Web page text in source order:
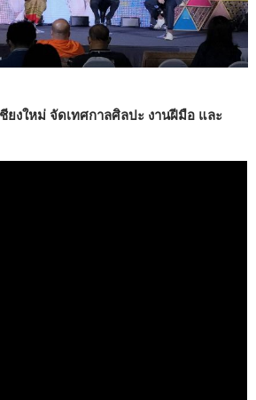
ยงใหม่ จัดเทศกาลศิลปะ งานฝีมือ และ